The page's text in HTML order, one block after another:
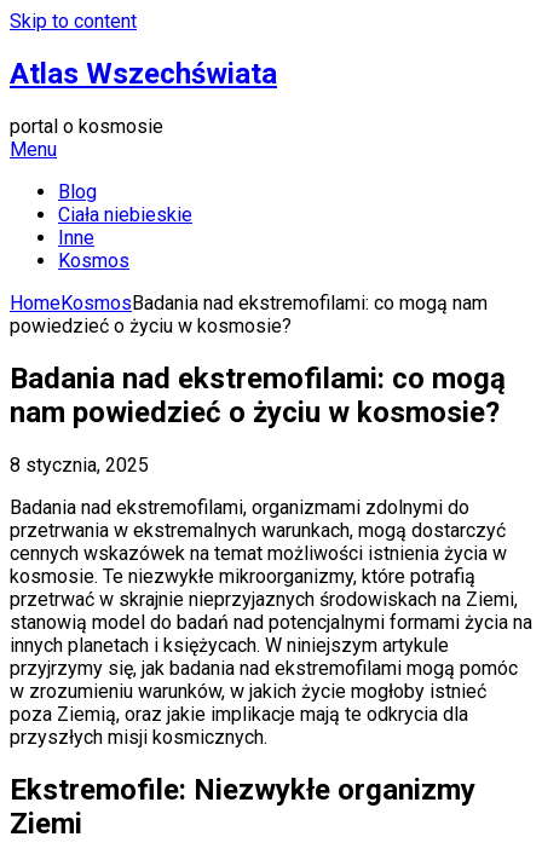
Skip to content
Atlas Wszechświata
portal o kosmosie
Menu
Blog
Ciała niebieskie
Inne
Kosmos
HomeKosmosBadania nad ekstremofilami: co mogą nam
powiedzieć o życiu w kosmosie?
Badania nad ekstremofilami: co mogą
nam powiedzieć o życiu w kosmosie?
8 stycznia, 2025
Badania nad ekstremofilami, organizmami zdolnymi do
przetrwania w ekstremalnych warunkach, mogą dostarczyć
cennych wskazówek na temat możliwości istnienia życia w
kosmosie. Te niezwykłe mikroorganizmy, które potrafią
przetrwać w skrajnie nieprzyjaznych środowiskach na Ziemi,
stanowią model do badań nad potencjalnymi formami życia na
innych planetach i księżycach. W niniejszym artykule
przyjrzymy się, jak badania nad ekstremofilami mogą pomóc
w zrozumieniu warunków, w jakich życie mogłoby istnieć
poza Ziemią, oraz jakie implikacje mają te odkrycia dla
przyszłych misji kosmicznych.
Ekstremofile: Niezwykłe organizmy
Ziemi